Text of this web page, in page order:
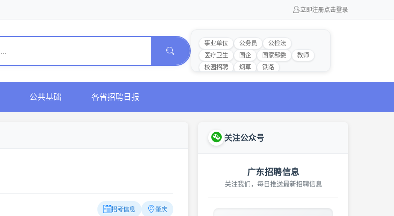
立即注册点击登录
事业单位 公务员
公检法
医疗卫生
国企 国家部委
教师
校园招聘
烟草 铁路
公共基础 各省招聘日报
招考信息 肇庆
关注公众号
广东招聘信息
关注我们，每日推送最新招聘信息